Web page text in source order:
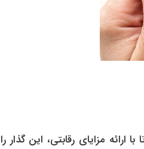
مزایای رقابتی، این گذار را